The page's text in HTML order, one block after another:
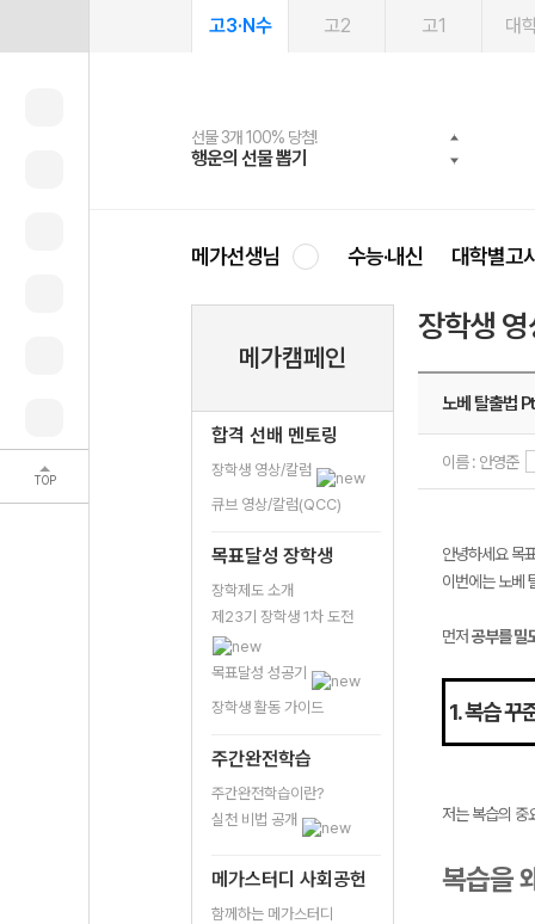
TOP
고3·N수 고2 고1 대
선물 3개 100% 당첨!
행운의 선물 뽑기
선물 100% 증정!
메가스터디 X 올리브
여름방학 스터디 캐시백
메가런 썸머스쿨
2027 러셀 단과
강사 공개선발
스마트러닝앱
설문 EVENT
메가패스
3일 무료 체험권
메가패스 수강생 무료혜택!
메가클럽 멤버십
사회공헌 캠페인
희망이룸 메가나눔
메가선생님 수능·내신 대학별고
메가캠페인
합격 선배 멘토링
장학생 영상/칼럼
큐브 영상/칼럼(QCC)
목표달성 장학생
장학제도 소개
제23기 장학생 1차 도전
목표달성 성공기
장학생 활동 가이드
주간완전학습
주간완전학습이란?
실천 비법 공개
메가스터디 사회공헌
함께하는 메가스터디
장학생
노베 탈출법
이름 : 안영준
안녕하세요 목
이번에는 노베
먼저 공부를 밀
1. 복습 꾸
저는 복습의 중
복습을